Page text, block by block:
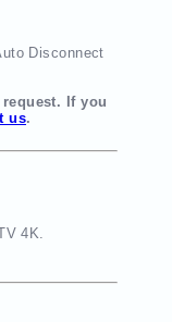
Disconnect
If you
us.
4K.